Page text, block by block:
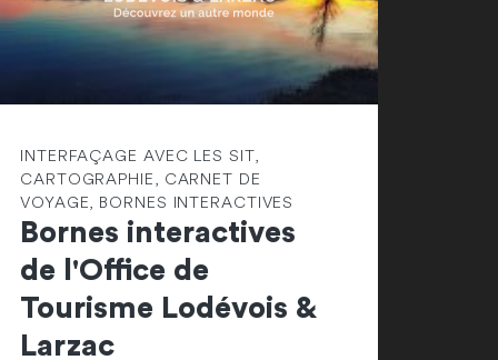
INTERFAÇAGE AVEC LES SIT,
CARTOGRAPHIE, CARNET DE
VOYAGE, BORNES INTERACTIVES
Bornes interactives
de l'Office de
Tourisme Lodévois &
Larzac